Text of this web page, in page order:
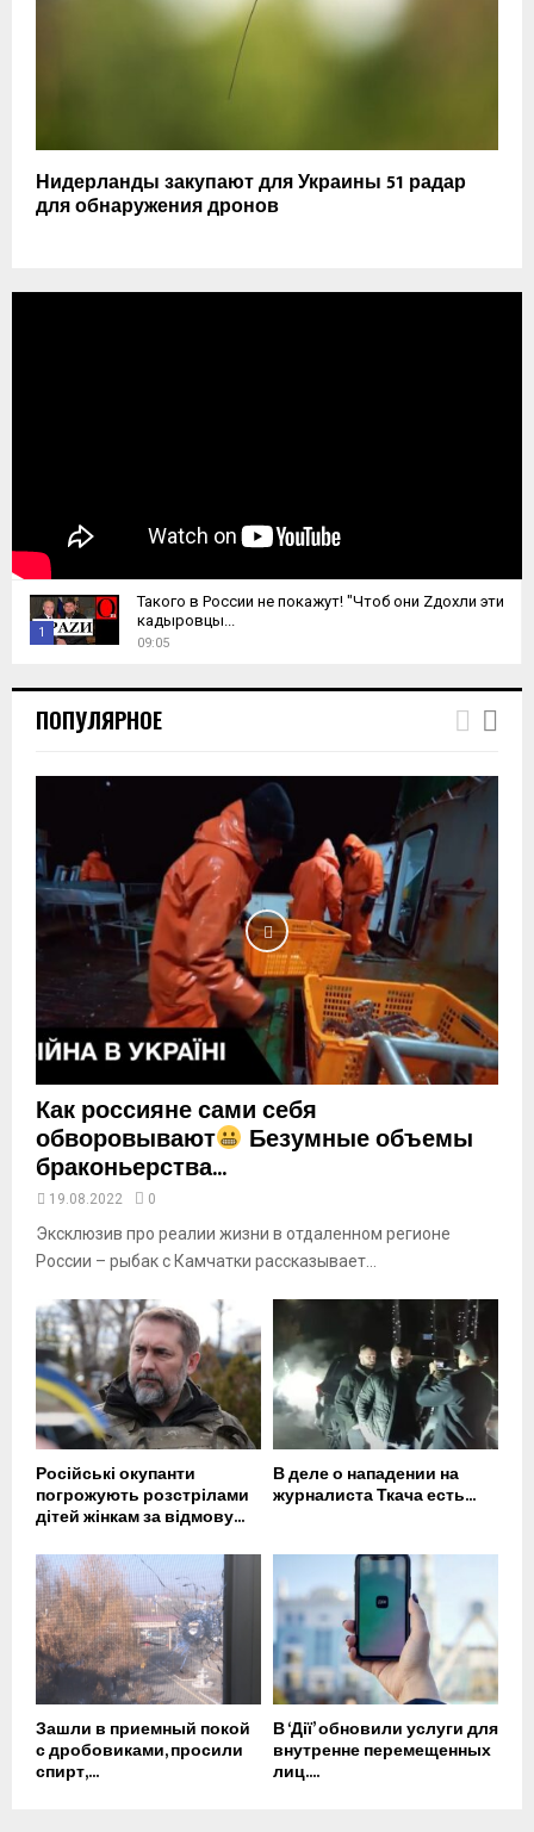
Нидерланды закупают для Украины 51 радар
для обнаружения дронов
1
h
u
y
b
e
Такого в России не покажут! "Чтоб они Zдохли эти
кадыровцы...
09:05
ПОПУЛЯРНОЕ
Как россияне сами себя
обворовывают Безумные объемы
браконьерства...
19.08.2022 0
Эксклюзив про реалии жизни в отдаленном регионе
России – рыбак с Камчатки рассказывает...
Російські окупанти
погрожують розстрілами
дітей жінкам за відмову...
В деле о нападении на
журналиста Ткача есть...
Зашли в приемный покой
с дробовиками, просили
спирт,...
В ‘Дії’ обновили услуги для
внутренне перемещенных
лиц....